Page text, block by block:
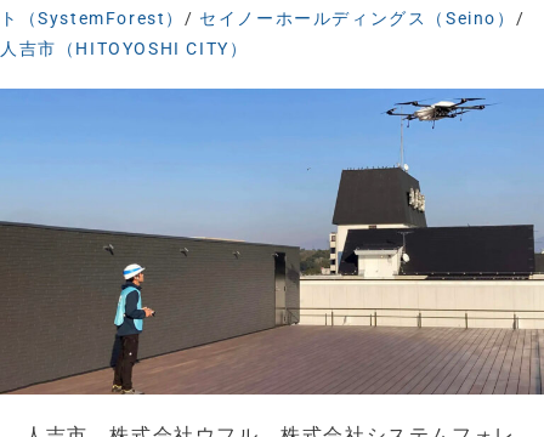
ト（SystemForest） / セイノーホールディングス（Seino） /
人吉市（HITOYOSHI CITY）